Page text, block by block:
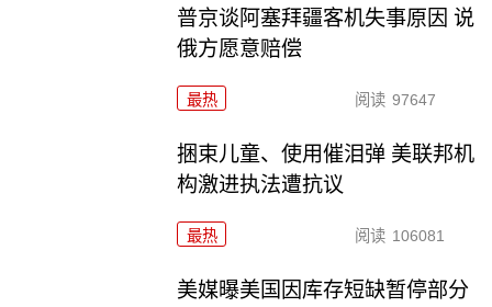
普京谈阿塞拜疆客机失事原因 说
俄方愿意赔偿
最热 阅读 97647
捆束儿童、使用催泪弹 美联邦机
构激进执法遭抗议
最热 阅读 106081
美媒曝美国因库存短缺暂停部分